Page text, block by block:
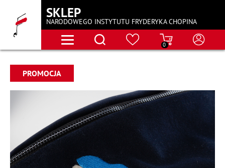
SKLEP
NARODOWEGO INSTYTUTU FRYDERYKA CHOPINA
0
PROMOCJA